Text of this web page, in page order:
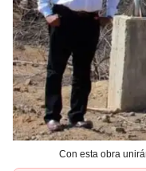
Con esta obra